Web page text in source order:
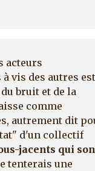
acteurs
vis des autres est
bruit et de la
comme
autrement dit
d'un collectif
jacents qui
tenterais une